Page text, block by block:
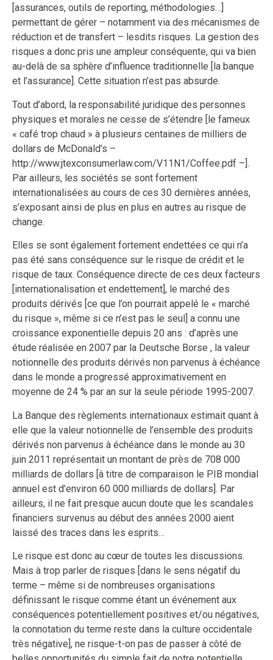
[assurances, outils de reporting, méthodologies…]
permettant de gérer – notamment via des mécanismes de
réduction et de transfert – lesdits risques. La gestion des
risques a donc pris une ampleur conséquente, qui va bien
au-delà de sa sphère d’influence traditionnelle [la banque
et l’assurance]. Cette situation n’est pas absurde.
Tout d’abord, la responsabilité juridique des personnes
physiques et morales ne cesse de s’étendre [le fameux
« café trop chaud » à plusieurs centaines de milliers de
dollars de McDonald’s –
http://www.jtexconsumerlaw.com/V11N1/Coffee.pdf –].
Par ailleurs, les sociétés se sont fortement
internationalisées au cours de ces 30 dernières années,
s’exposant ainsi de plus en plus en autres au risque de
change.
Elles se sont également fortement endettées ce qui n’a
pas été sans conséquence sur le risque de crédit et le
risque de taux. Conséquence directe de ces deux facteurs
[internationalisation et endettement], le marché des
produits dérivés [ce que l’on pourrait appelé le « marché
du risque », même si ce n’est pas le seul] a connu une
croissance exponentielle depuis 20 ans : d’après une
étude réalisée en 2007 par la Deutsche Borse , la valeur
notionnelle des produits dérivés non parvenus à échéance
dans le monde a progressé approximativement en
moyenne de 24 % par an sur la seule période 1995-2007.
La Banque des règlements internationaux estimait quant à
elle que la valeur notionnelle de l’ensemble des produits
dérivés non parvenus à échéance dans le monde au 30
juin 2011 représentait un montant de près de 708 000
milliards de dollars [à titre de comparaison le PIB mondial
annuel est d’environ 60 000 milliards de dollars]. Par
ailleurs, il ne fait presque aucun doute que les scandales
financiers survenus au début des années 2000 aient
laissé des traces dans les esprits…
Le risque est donc au cœur de toutes les discussions.
Mais à trop parler de risques [dans le sens négatif du
terme – même si de nombreuses organisations
définissant le risque comme étant un événement aux
conséquences potentiellement positives et/ou négatives,
la connotation du terme reste dans la culture occidentale
très négative], ne risque-t-on pas de passer à côté de